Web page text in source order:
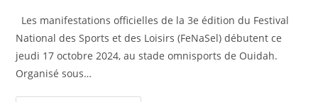
Les manifestations officielles de la 3e édition du Festival
National des Sports et des Loisirs (FeNaSel) débutent ce
jeudi 17 octobre 2024, au stade omnisports de Ouidah.
Organisé sous…